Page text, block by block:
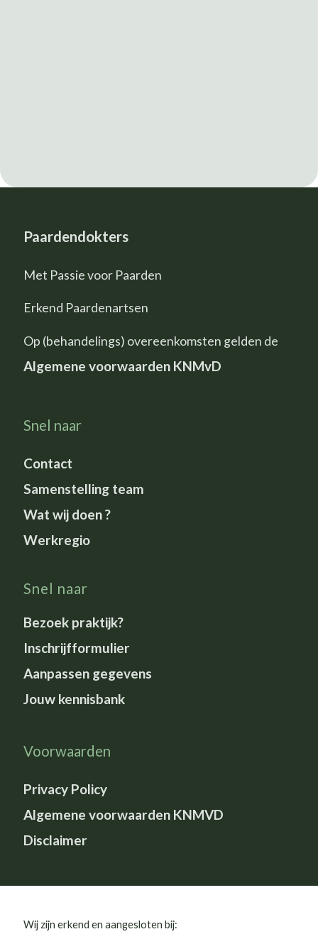
Paardendokters
Met Passie voor Paarden
Erkend Paardenartsen
Op (behandelings) overeenkomsten gelden de
Algemene voorwaarden KNMvD
Snel naar
Contact
Samenstelling team
Wat wij doen ?
Werkregio
Snel naar
Bezoek praktijk?
Inschrijfformulier
Aanpassen gegevens
Jouw kennisbank
Voorwaarden
Privacy Policy
Algemene voorwaarden KNMVD
Disclaimer
Wij zijn erkend en aangesloten bij: